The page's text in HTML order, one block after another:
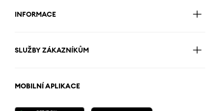
INFORMACE
SLUŽBY ZÁKAZNÍKŮM
MOBILNÍ APLIKACE